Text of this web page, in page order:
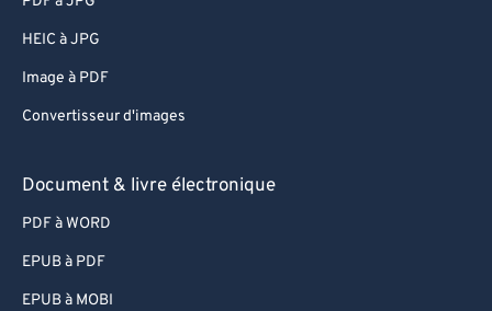
HEIC à JPG
Image à PDF
Convertisseur d'images
Document & livre électronique
PDF à WORD
EPUB à PDF
EPUB à MOBI